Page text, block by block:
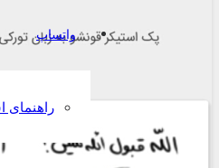
واتساپ
راهنمای